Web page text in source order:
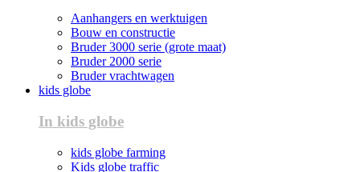
Aanhangers en werktuigen
Bouw en constructie
Bruder 3000 serie (grote maat)
Bruder 2000 serie
Bruder vrachtwagen
kids globe
In kids globe
kids globe farming
Kids globe traffic